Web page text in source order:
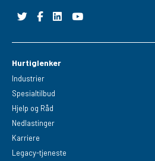
Hurtiglenker
Industrier
Spesialtilbud
Hjelp og Råd
Nedlastinger
Karriere
Legacy-tjeneste